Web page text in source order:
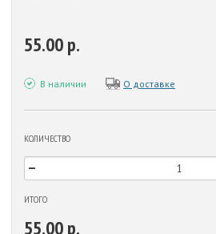
55.00 р.
В наличии О доставке
КОЛИЧЕСТВО
ИТОГО
55.00 р.